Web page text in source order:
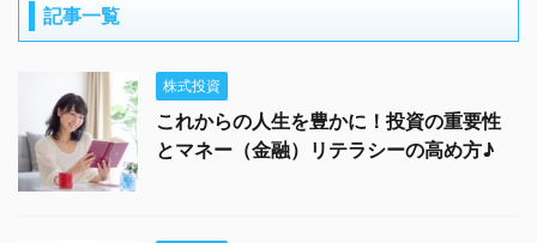
記事一覧
株式投資
これからの人生を豊かに！投資の重要性
とマネー（金融）リテラシーの高め方♪